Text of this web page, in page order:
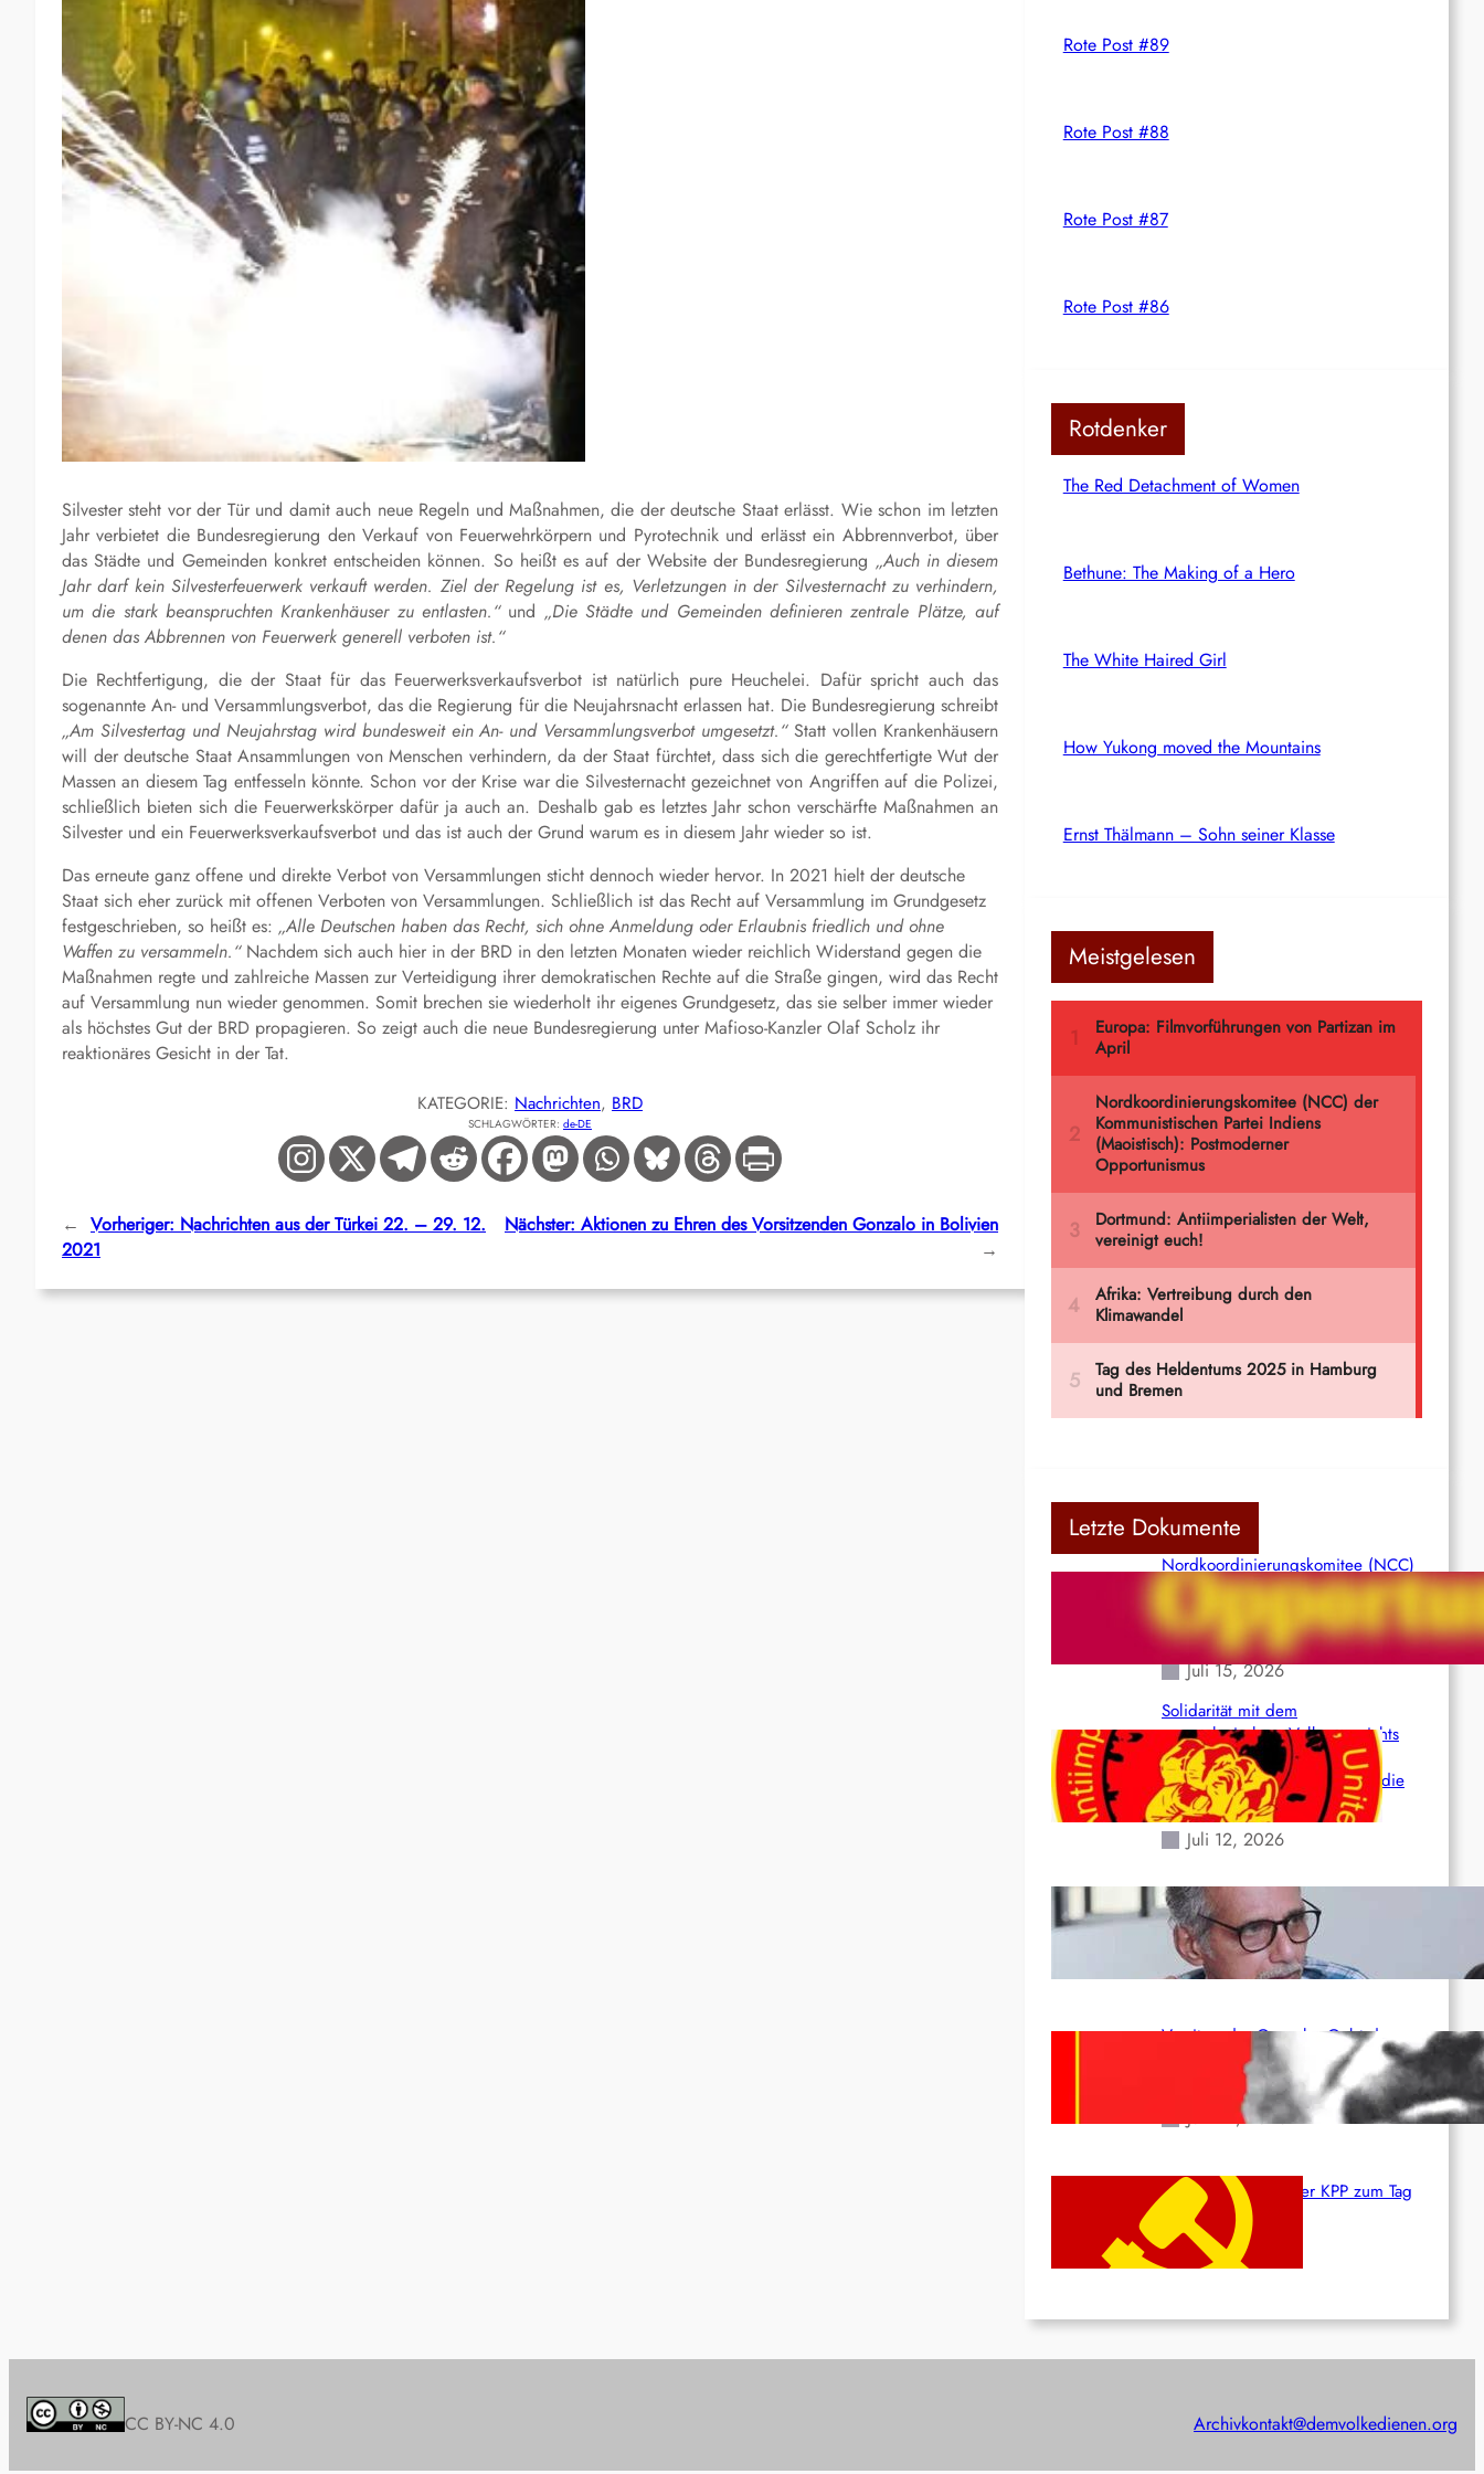
Silvester steht vor der Tür und damit auch neue Regeln und Maßnahmen, die der deutsche Staat erlässt. Wie schon im letzten
Jahr verbietet die Bundesregierung den Verkauf von Feuerwehrkörpern und Pyrotechnik und erlässt ein Abbrennverbot, über
das Städte und Gemeinden konkret entscheiden können. So heißt es auf der Website der Bundesregierung „Auch in diesem
Jahr darf kein Silvesterfeuerwerk verkauft werden. Ziel der Regelung ist es, Verletzungen in der Silvesternacht zu verhindern,
um die stark beanspruchten Krankenhäuser zu entlasten.“und „Die Städte und Gemeinden definieren zentrale Plätze, auf
denen das Abbrennen von Feuerwerk generell verboten ist.“
Die Rechtfertigung, die der Staat für das Feuerwerksverkaufsverbot ist natürlich pure Heuchelei. Dafür spricht auch das
sogenannte An- und Versammlungsverbot, das die Regierung für die Neujahrsnacht erlassen hat. Die Bundesregierung schreibt
„Am Silvestertag und Neujahrstag wird bundesweit ein An- und Versammlungsverbot umgesetzt.“Statt vollen Krankenhäusern
will der deutsche Staat Ansammlungen von Menschen verhindern, da der Staat fürchtet, dass sich die gerechtfertigte Wut der
Massen an diesem Tag entfesseln könnte. Schon vor der Krise war die Silvesternacht gezeichnet von Angriffen auf die Polizei,
schließlich bieten sich die Feuerwerkskörper dafür ja auch an. Deshalb gab es letztes Jahr schon verschärfte Maßnahmen an
Silvester und ein Feuerwerksverkaufsverbot und das ist auch der Grund warum es in diesem Jahr wieder so ist.
Das erneute ganz offene und direkte Verbot von Versammlungen sticht dennoch wieder hervor. In 2021 hielt der deutsche
Staat sich eher zurück mit offenen Verboten von Versammlungen. Schließlich ist das Recht auf Versammlung im Grundgesetz
festgeschrieben, so heißt es: „Alle Deutschen haben das Recht, sich ohne Anmeldung oder Erlaubnis friedlich und ohne
Waffen zu versammeln.“Nachdem sich auch hier in der BRD in den letzten Monaten wieder reichlich Widerstand gegen die
Maßnahmen regte und zahlreiche Massen zur Verteidigung ihrer demokratischen Rechte auf die Straße gingen, wird das Recht
auf Versammlung nun wieder genommen. Somit brechen sie wiederholt ihr eigenes Grundgesetz, das sie selber immer wieder
als höchstes Gut der BRD propagieren. So zeigt auch die neue Bundesregierung unter Mafioso-Kanzler Olaf Scholz ihr
reaktionäres Gesicht in der Tat.
KATEGORIE: Nachrichten, BRD
SCHLAGWÖRTER: de-DE
← Vorheriger: Nachrichten aus der Türkei 22. – 29. 12.
2021
Nächster: Aktionen zu Ehren des Vorsitzenden Gonzalo in Bolivien
→
Rote Post #89
Rote Post #88
Rote Post #87
Rote Post #86
Rotdenker
The Red Detachment of Women
Bethune: The Making of a Hero
The White Haired Girl
How Yukong moved the Mountains
Ernst Thälmann – Sohn seiner Klasse
Meistgelesen
Letzte Dokumente
Nordkoordinierungskomitee (NCC)
der Kommunistischen Partei Indiens
(Maoistisch): Postmoderner
Opportunismus
Juli 15, 2026
Solidarität mit dem
venezolanischem Volk angesichts
der verlorenen Leben und der
katastrophalen Situation durch die
Erdbeben des 24. Juni!
Juli 12, 2026
Indien: „Die Politik der
Kapitulation“ von K. Murali (Ajith)
Juli 1, 2026
Vorsitzender Gonzalo: Gebt das
Leben für die Partei und die
Juni 19, 2026
Beschluss des ZK der KPP zum Tag
des Heldentums
Juni 19, 2026
CC BY-NC 4.0 Archivkontakt@demvolkedienen.org